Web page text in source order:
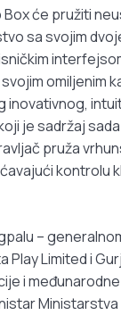
Box će pružiti
sa svojim
omiljenim
inovativnog,
je sadržaj
pruža
kontrolu
–
Play Limited i
i